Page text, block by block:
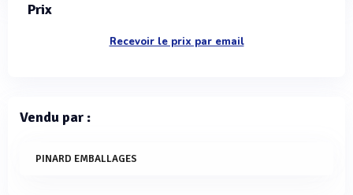
Prix
Recevoir le prix par email
Vendu par :
PINARD EMBALLAGES